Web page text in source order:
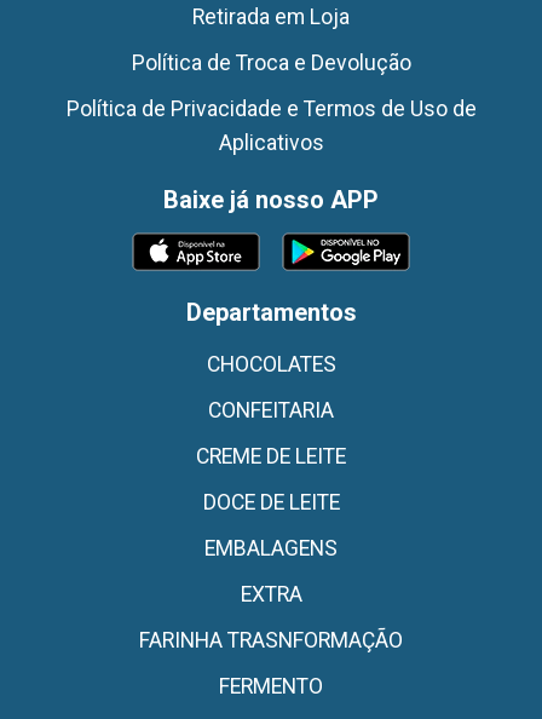
Retirada em Loja
Política de Troca e Devolução
Política de Privacidade e Termos de Uso de
Aplicativos
Baixe já nosso APP
Departamentos
CHOCOLATES
CONFEITARIA
CREME DE LEITE
DOCE DE LEITE
EMBALAGENS
EXTRA
FARINHA TRASNFORMAÇÃO
FERMENTO